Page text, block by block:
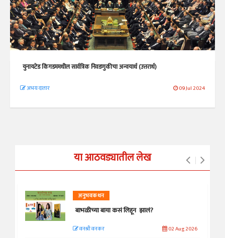
युनायटेड किंगडममधील सार्वत्रिक निवडणुकीचा अन्वयार्थ (उत्तरार्ध)
अभय दातार 09 Jul 2024
या आठवड्यातील लेख
अनुभवकथन
बाभळीच्या बाया कसं लिहून झालं?
वनश्री वनकर 02 Aug 2026